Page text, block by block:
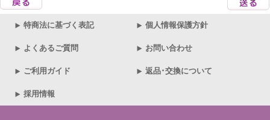
特商法に基づく表記 個人情報保護方針
よくあるご質問 お問い合わせ
ご利用ガイド 返品･交換について
採用情報